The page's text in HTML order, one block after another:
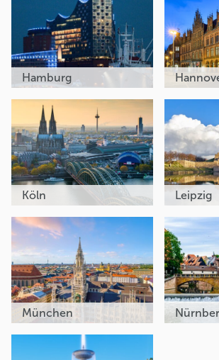
Hamburg
Köln Leipzig
München